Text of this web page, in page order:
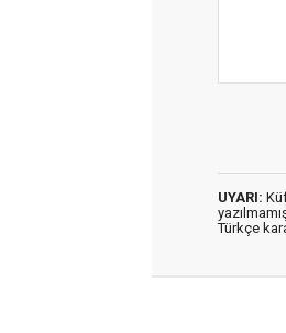
UYARI:
Türkçe